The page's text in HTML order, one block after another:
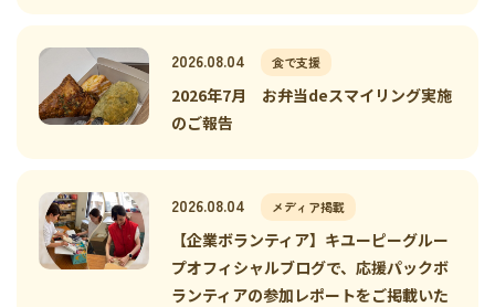
2026.08.04 食で支援
2026年7月 お弁当deスマイリング実施
のご報告
2026.08.04 メディア掲載
【企業ボランティア】キユーピーグルー
プオフィシャルブログで、応援パックボ
ランティアの参加レポートをご掲載いた